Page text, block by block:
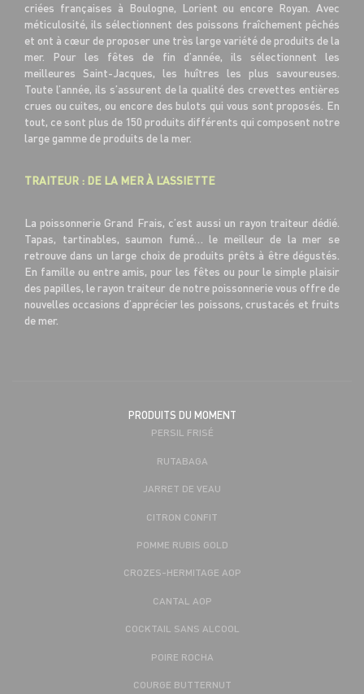
criées françaises à Boulogne, Lorient ou encore Royan. Avec
méticulosité, ils sélectionnent des poissons fraîchement pêchés
et ont à cœur de proposer une très large variété de produits de la
mer. Pour les fêtes de fin d’année, ils sélectionnent les
meilleures Saint-Jacques, les huîtres les plus savoureuses.
Toute l’année, ils s’assurent de la qualité des crevettes entières
crues ou cuites, ou encore des bulots qui vous sont proposés. En
tout, ce sont plus de 150 produits différents qui composent notre
large gamme de produits de la mer.
TRAITEUR : DE LA MER À L’ASSIETTE
La poissonnerie Grand Frais, c’est aussi un rayon traiteur dédié.
Tapas, tartinables, saumon fumé… le meilleur de la mer se
retrouve dans un large choix de produits prêts à être dégustés.
En famille ou entre amis, pour les fêtes ou pour le simple plaisir
des papilles, le rayon traiteur de notre poissonnerie vous offre de
nouvelles occasions d’apprécier les poissons, crustacés et fruits
de mer.
PRODUITS DU MOMENT
PERSIL FRISÉ
RUTABAGA
JARRET DE VEAU
CITRON CONFIT
POMME RUBIS GOLD
CROZES-HERMITAGE AOP
CANTAL AOP
COCKTAIL SANS ALCOOL
POIRE ROCHA
COURGE BUTTERNUT